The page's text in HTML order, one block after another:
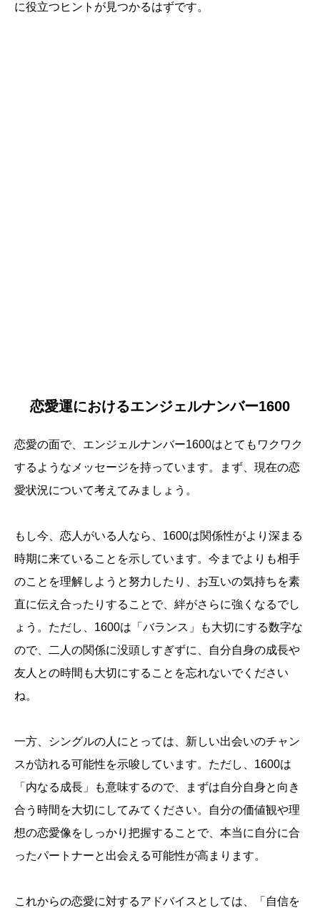
に役立つヒントが見つかるはずです。
恋愛運におけるエンジェルナンバー1600
恋愛の面で、エンジェルナンバー1600はとてもワクワク
するようなメッセージを持っています。まず、現在の恋
愛状況について考えてみましょう。
もし今、恋人がいる人なら、1600は関係性がより深まる
時期に来ていることを示しています。今までよりも相手
のことを理解しようと努力したり、お互いの気持ちを素
直に伝え合ったりすることで、絆がさらに強くなるでし
ょう。ただし、1600は「バランス」も大切にする数字な
ので、二人の関係に没頭しすぎずに、自分自身の成長や
友人との時間も大切にすることを忘れないでください
ね。
一方、シングルの人にとっては、新しい出会いのチャン
スが訪れる可能性を示唆しています。ただし、1600は
「内なる成長」も意味するので、まずは自分自身と向き
合う時間を大切にしてみてください。自分の価値観や理
想の恋愛像をしっかり把握することで、本当に自分に合
ったパートナーと出会える可能性が高まります。
これからの恋愛に対するアドバイスとしては、「自信を